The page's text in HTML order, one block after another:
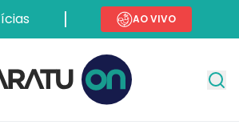
AO VIVO